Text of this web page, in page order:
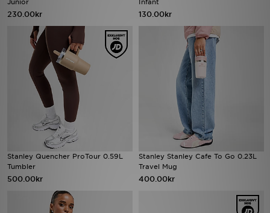
Junior
230.00kr
Infant
130.00kr
Stanley Quencher ProTour 0.59L
Tumbler
500.00kr
Stanley Stanley Cafe To Go 0.23L
Travel Mug
400.00kr